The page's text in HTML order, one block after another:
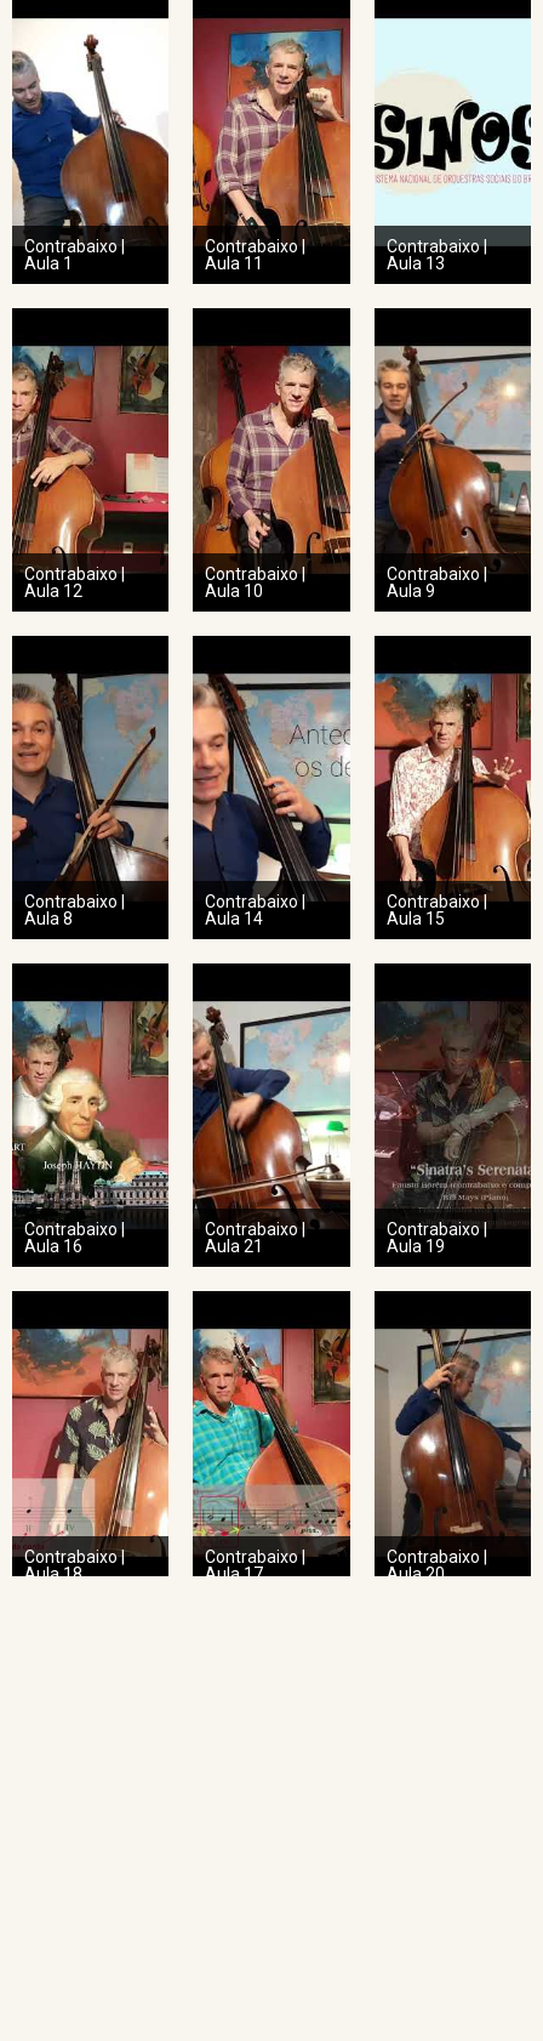
Contrabaixo |
Aula 1
Contrabaixo |
Aula 11
Contrabaixo |
Aula 13
Contrabaixo |
Aula 12
Contrabaixo |
Aula 10
Contrabaixo |
Aula 9
Contrabaixo |
Aula 8
Contrabaixo |
Aula 14
Contrabaixo |
Aula 15
Contrabaixo |
Aula 16
Contrabaixo |
Aula 21
Contrabaixo |
Aula 19
Contrabaixo |
Aula 18
Contrabaixo |
Aula 17
Contrabaixo |
Aula 20